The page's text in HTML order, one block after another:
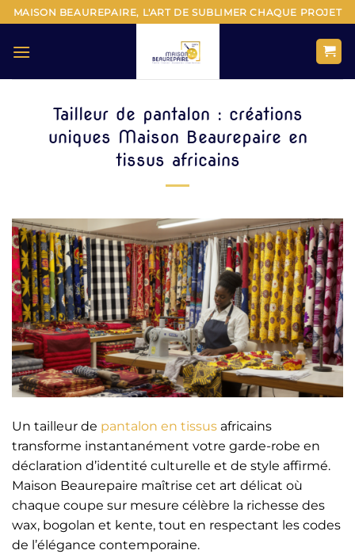
Passer
au
contenu
MAISON BEAUREPAIRE, L'ART DE SUBLIMER CHAQUE PROJET
Tailleur de pantalon : créations
uniques Maison Beaurepaire en
tissus africains
Un tailleur de pantalon en tissus africains
transforme instantanément votre garde-robe en
déclaration d’identité culturelle et de style affirmé.
Maison Beaurepaire maîtrise cet art délicat où
chaque coupe sur mesure célèbre la richesse des
wax, bogolan et kente, tout en respectant les codes
de l’élégance contemporaine.